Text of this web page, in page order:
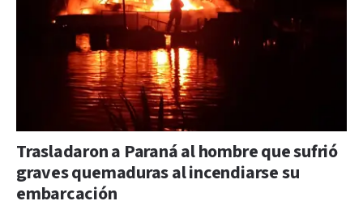
Trasladaron a Paraná al hombre que sufrió
graves quemaduras al incendiarse su
embarcación